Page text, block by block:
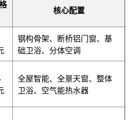
核心配置
钢构骨架、断桥铝门窗、基
础卫浴、分体空调
全屋智能、全景天窗、整体
卫浴、空气能热水器